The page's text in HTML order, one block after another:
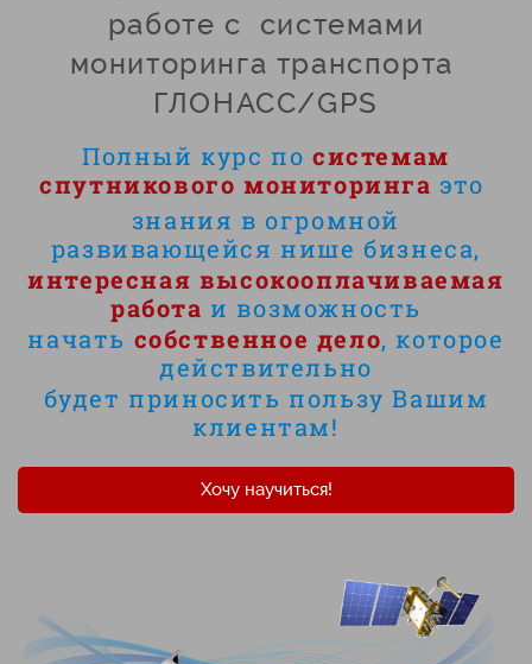
работе с
системами
мониторинга транспорта
ГЛОНАСС/GPS
Полный курс по системам
спутникового мониторинга это
знания в огромной
развивающейся нише бизнеса,
интересная высокооплачиваемая
работа и возможность
начать собственное дело, которое
действительно
будет приносить пользу Вашим
клиентам!
Хочу научиться!